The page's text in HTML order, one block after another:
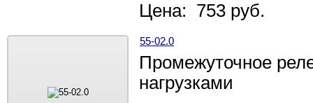
Цена: 753 руб.
55-02.0
Промежуточное
нагрузками